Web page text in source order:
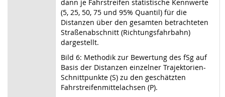
dann je Fahrstreifen statistische Kennwerte
(5, 25, 50, 75 und 95% Quantil) für die
Distanzen über den gesamten betrachteten
Straßenabschnitt (Richtungsfahrbahn)
dargestellt.
Bild 6: Methodik zur Bewertung des fSg auf
Basis der Distanzen einzelner Trajektorien-
Schnittpunkte (S) zu den geschätzten
Fahrstreifenmittelachsen (P).